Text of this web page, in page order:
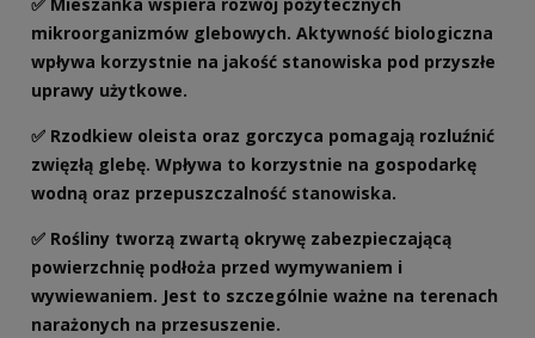
mikroorganizmów glebowych. Aktywność biologiczna
wpływa korzystnie na jakość stanowiska pod przyszłe
uprawy użytkowe.
✅ Rzodkiew oleista oraz gorczyca pomagają rozluźnić
zwięzłą glebę. Wpływa to korzystnie na gospodarkę
wodną oraz przepuszczalność stanowiska.
✅ Rośliny tworzą zwartą okrywę zabezpieczającą
powierzchnię podłoża przed wymywaniem i
wywiewaniem. Jest to szczególnie ważne na terenach
narażonych na przesuszenie.